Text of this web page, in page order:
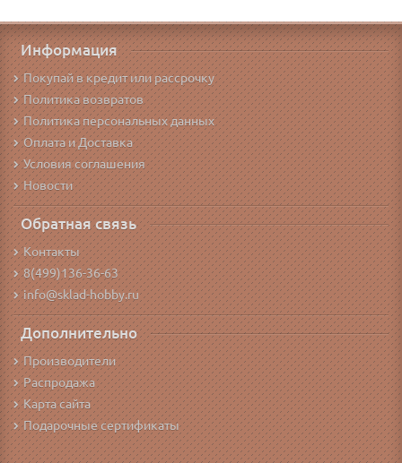
Информация
Покупай в кредит или рассрочку
Политика возвратов
Политика персональных данных
Оплата и Доставка
Условия соглашения
Новости
Обратная связь
Контакты
8(499)136-36-63
info@sklad-hobby.ru
Дополнительно
Производители
Распродажа
Карта сайта
Подарочные сертификаты